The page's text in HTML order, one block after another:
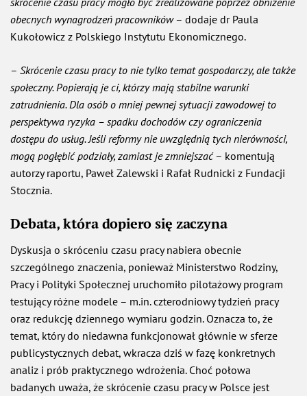
obecnych wynagrodzeń pracowników– dodaje dr Paula
Kukołowicz z Polskiego Instytutu Ekonomicznego.
– Skrócenie czasu pracy to nie tylko temat gospodarczy, ale także
społeczny. Popierają je ci, którzy mają stabilne warunki
zatrudnienia. Dla osób o mniej pewnej sytuacji zawodowej to
perspektywa ryzyka – spadku dochodów czy ograniczenia
dostępu do usług. Jeśli reformy nie uwzględnią tych nierówności,
mogą pogłębić podziały, zamiast je zmniejszać– komentują
autorzy raportu, Paweł Zalewski i Rafał Rudnicki z Fundacji
Stocznia.
Debata, która dopiero się zaczyna
Dyskusja o skróceniu czasu pracy nabiera obecnie
szczególnego znaczenia, ponieważ Ministerstwo Rodziny,
Pracy i Polityki Społecznej uruchomiło pilotażowy program
testujący różne modele – m.in. czterodniowy tydzień pracy
oraz redukcję dziennego wymiaru godzin. Oznacza to, że
temat, który do niedawna funkcjonował głównie w sferze
publicystycznych debat, wkracza dziś w fazę konkretnych
analiz i prób praktycznego wdrożenia. Choć połowa
badanych uważa, że skrócenie czasu pracy w Polsce jest